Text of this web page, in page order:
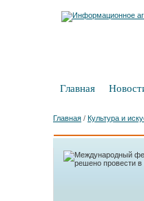
Главная
Главная / Культура и